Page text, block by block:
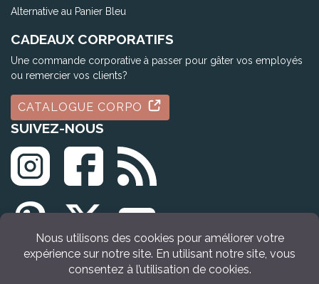
Alternative au Panier Bleu
CADEAUX CORPORATIFS
Une commande corporative à passer pour gâter vos employés
ou remercier vos clients?
CATALOGUE CORPO
SUIVEZ-NOUS